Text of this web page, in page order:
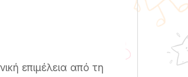
επιμέλεια από τη